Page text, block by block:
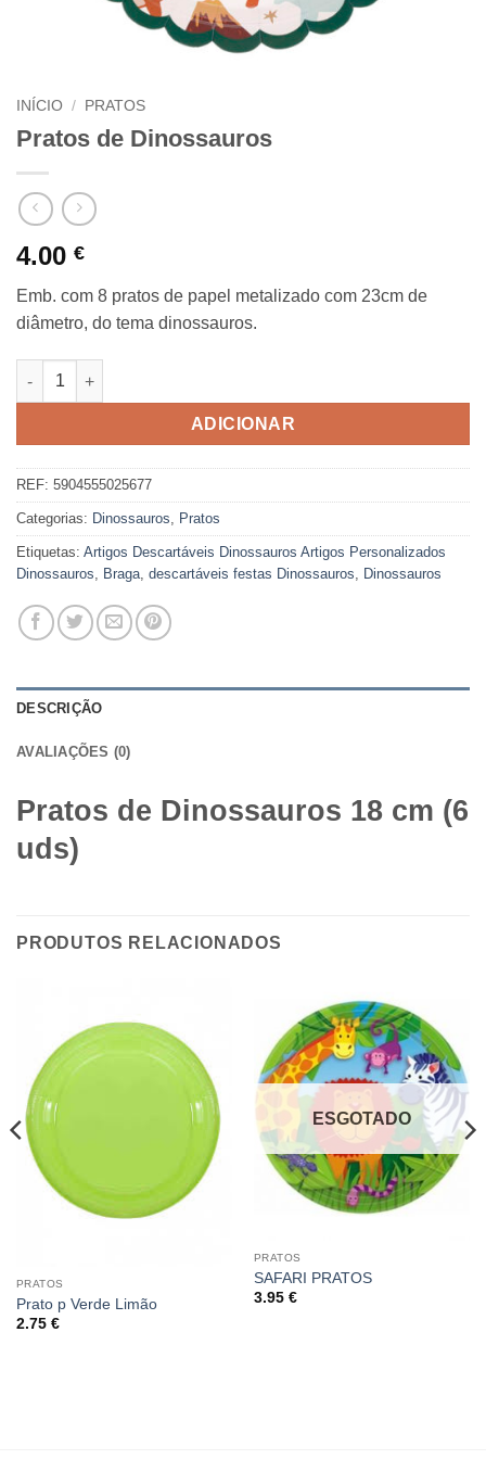
INÍCIO / PRATOS
Pratos de Dinossauros
4.00 €
Emb. com 8 pratos de papel metalizado com 23cm de
diâmetro, do tema dinossauros.
Quantidade de Pratos de Dinossauros
ADICIONAR
REF: 5904555025677
Categorias: Dinossauros, Pratos
Etiquetas: Artigos Descartáveis Dinossauros Artigos Personalizados
Dinossauros, Braga, descartáveis festas Dinossauros, Dinossauros
DESCRIÇÃO
AVALIAÇÕES (0)
Pratos de Dinossauros 18 cm (6
uds)
PRODUTOS RELACIONADOS
PRATOS
Prato p Verde Limão
2.75 €
ESGOTADO
PRATOS
SAFARI PRATOS
3.95 €